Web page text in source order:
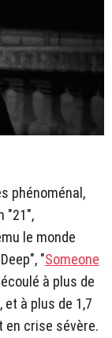
phénoménal,
"21",
le monde
"Someone
à plus de
à plus de 1,7
en crise sévère.